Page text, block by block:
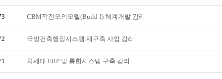
CBM작전모의모델(Build-I) 체계개발 감리
국방건축행정시스템 재구축 사업 감리
차세대 ERP 및 통합시스템 구축 감리